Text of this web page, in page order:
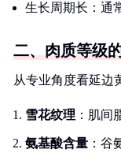
生长周期长：通
二、肉质等级
从专业角度看延边
雪花纹理 ：肌间
氨基酸含量 ：谷